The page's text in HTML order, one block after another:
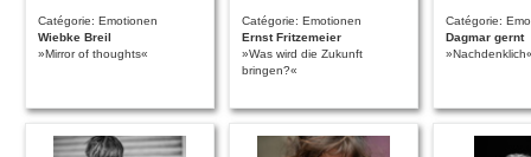
Catégorie: Emotionen
Wiebke Breil
»Mirror of thoughts«
Catégorie: Emotionen
Ernst Fritzemeier
»Was wird die Zukunft
bringen?«
Catégorie:
Dagmar gernt